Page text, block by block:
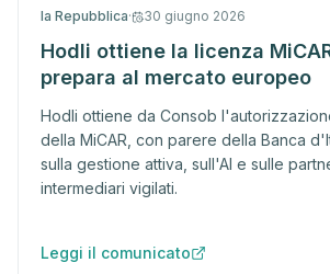
la Repubblica· 30 giugno 2026
Hodli ottiene la licenza
prepara al mercato europeo
Hodli ottiene da Consob
della MiCAR, con parere della Banca
sulla gestione attiva, sull'AI e sulle
intermediari vigilati.
Leggi il comunicato